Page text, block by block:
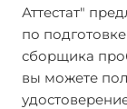
Аттестат"
по
сборщика
вы можете